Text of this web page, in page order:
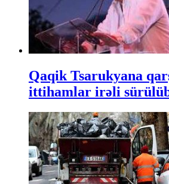
Qaqik Tsarukyana
ittihamlar irəli